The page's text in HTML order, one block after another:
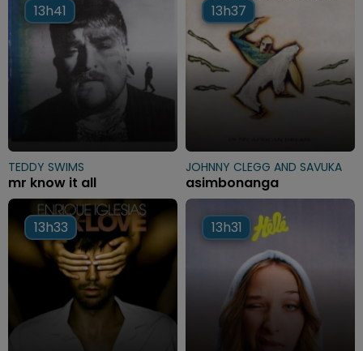
13h41
13h41
TEDDY SWIMS
mr know it all
13h37
13h37
JOHNNY CLEGG AND SAVUKA
asimbonanga
13h33
13h33 13h31
13h31